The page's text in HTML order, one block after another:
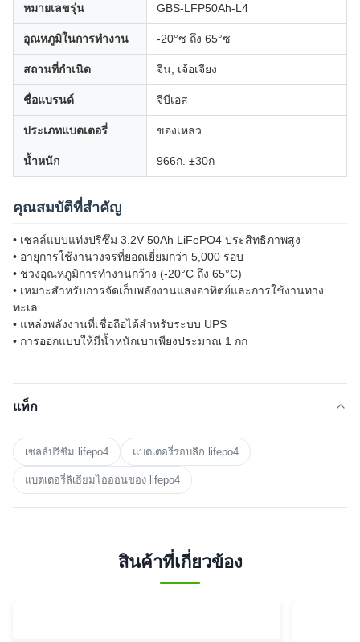
หมายเลขรุ่น GBS-LFP50Ah-L4
อุณหภูมิในการทำงาน -20°ซ ถึง 65°ซ
สถานที่กำเนิด จีน, เจ้อเจียง
ชื่อแบรนด์ จีบีเอส
ประเภทแบตเตอรี่ ของเหลว
น้ำหนัก 966ก. ±30ก
คุณสมบัติที่สำคัญ
• เซลล์แบบแท่งปริซึม 3.2V 50Ah LiFePO4 ประสิทธิภาพสูง
• อายุการใช้งานวงจรที่ยอดเยี่ยมกว่า 5,000 รอบ
• ช่วงอุณหภูมิการทำงานกว้าง (-20°C ถึง 65°C)
• เหมาะสำหรับการจัดเก็บพลังงานแสงอาทิตย์และการใช้งานทาง
ทะเล
• แหล่งพลังงานที่เชื่อถือได้สำหรับระบบ UPS
• การออกแบบให้มีน้ำหนักเบาเพียงประมาณ 1 กก
แท็ก
เซลล์ปริซึม lifepo4 แบตเตอรี่รอบลึก lifepo4
แบตเตอรี่ลิเธียมไอออนของ lifepo4
สินค้าที่เกี่ยวข้อง